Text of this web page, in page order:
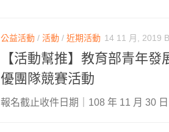
公益活動 / 活動 / 近期活動 14 11 月, 2019
【活動幫推】教育部青年
優團隊競賽活動
報名截止收件日期｜108 年 11 月 30